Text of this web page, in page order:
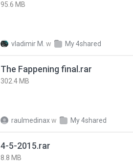
95.6 MB
vladimir M. w My 4shared
The Fappening final.rar
302.4 MB
raulmedinaxw My 4shared
4-5-2015.rar
8.8 MB